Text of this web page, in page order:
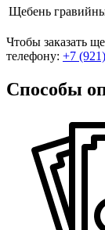
Щебень
Чтобы заказать
телефону: +7
Способы